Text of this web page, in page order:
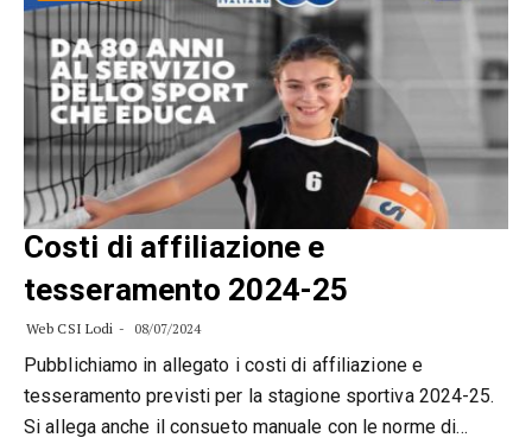
Costi di affiliazione e
tesseramento 2024-25
Web CSI Lodi 08/07/2024
Pubblichiamo in allegato i costi di affiliazione e
tesseramento previsti per la stagione sportiva 2024-25.
Si allega anche il consueto manuale con le norme di…